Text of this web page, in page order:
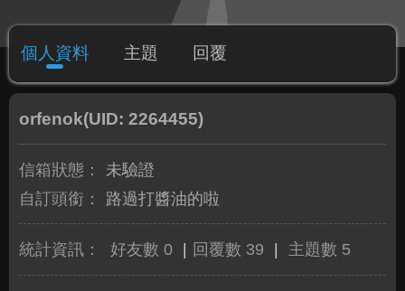
個人資料 主題 回覆
orfenok(UID: 2264455)
信箱狀態：
未驗證
自訂頭銜：
路過打醬油的啦
統計資訊： 好友數 0 回覆數 39 主題數 5